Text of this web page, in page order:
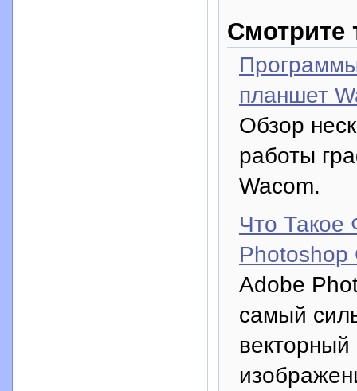
Смотрите
планшет
Обзор
работы
Wacom.
Что
Photoshop
Adobe
самый